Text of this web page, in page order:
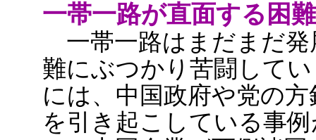
一帯一路が直面する困
一帯一路はまだまだ発
難にぶつかり苦闘して
には、中国政府や党の
を引き起こしている事